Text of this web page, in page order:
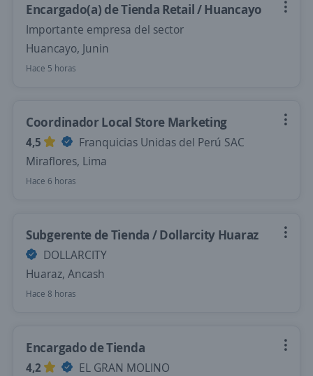
Encargado(a) de Tienda Retail / Huancayo
Importante empresa del sector
Huancayo, Junin
Hace 5 horas
Coordinador Local Store Marketing
4,5
Franquicias Unidas del Perú SAC
Miraflores, Lima
Hace 6 horas
Subgerente de Tienda / Dollarcity Huaraz
DOLLARCITY
Huaraz, Ancash
Hace 8 horas
Encargado de Tienda
4,2
EL GRAN MOLINO